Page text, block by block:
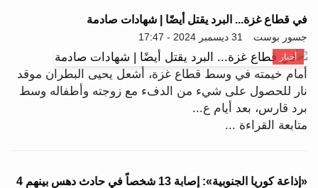
في قطاع غزة... البرد يقتل أيضًا | شهادات صادمة
جسور بوست 31 ديسمبر 2024 - 17:47
أخبار
أمام خيمته في وسط قطاع غزة، أشعل يحيى البطران موقد
نار للحصول على شيء من الدفء مع زوجته وأطفاله وسط
برد قارس، بعد أيام ع...
متابعة القراءة ...
«إذاعة كوريا الجنوبية»: إصابة 13 شخصاً في حادث دهس بينهم 4